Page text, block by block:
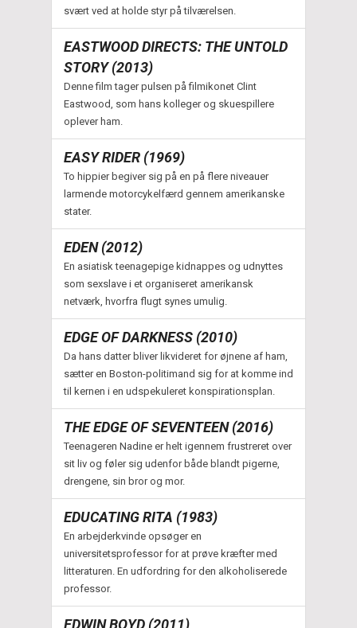
svært ved at holde styr på tilværelsen.
EASTWOOD DIRECTS: THE UNTOLD
STORY (2013)
Denne film tager pulsen på filmikonet Clint
Eastwood, som hans kolleger og skuespillere
oplever ham.
EASY RIDER (1969)
To hippier begiver sig på en på flere niveauer
larmende motorcykelfærd gennem amerikanske
stater.
EDEN (2012)
En asiatisk teenagepige kidnappes og udnyttes
som sexslave i et organiseret amerikansk
netværk, hvorfra flugt synes umulig.
EDGE OF DARKNESS (2010)
Da hans datter bliver likvideret for øjnene af ham,
sætter en Boston-politimand sig for at komme ind
til kernen i en udspekuleret konspirationsplan.
THE EDGE OF SEVENTEEN (2016)
Teenageren Nadine er helt igennem frustreret over
sit liv og føler sig udenfor både blandt pigerne,
drengene, sin bror og mor.
EDUCATING RITA (1983)
En arbejderkvinde opsøger en
universitetsprofessor for at prøve kræfter med
litteraturen. En udfordring for den alkoholiserede
professor.
EDWIN BOYD (2011)